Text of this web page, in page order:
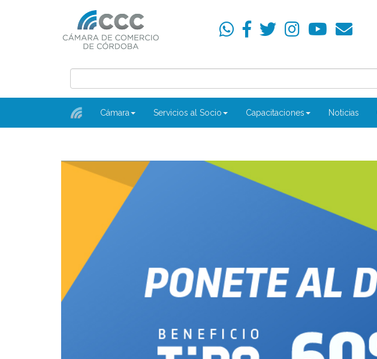
Cámara Servicios al Socio Capacitaciones Noticias